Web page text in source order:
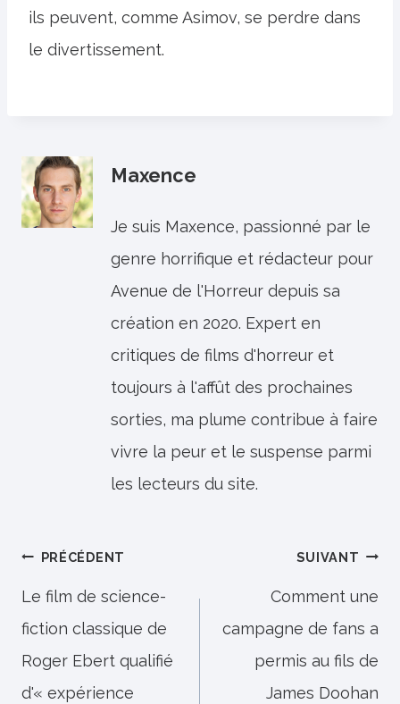
ils peuvent, comme Asimov, se perdre dans
le divertissement.
Maxence
Je suis Maxence, passionné par le
genre horrifique et rédacteur pour
Avenue de l'Horreur depuis sa
création en 2020. Expert en
critiques de films d'horreur et
toujours à l'affût des prochaines
sorties, ma plume contribue à faire
vivre la peur et le suspense parmi
les lecteurs du site.
Navigation
de
l’article
PRÉCÉDENT
Le film de science-
fiction classique de
Roger Ebert qualifié
d'« expérience
SUIVANT
Comment une
campagne de fans a
permis au fils de
James Doohan